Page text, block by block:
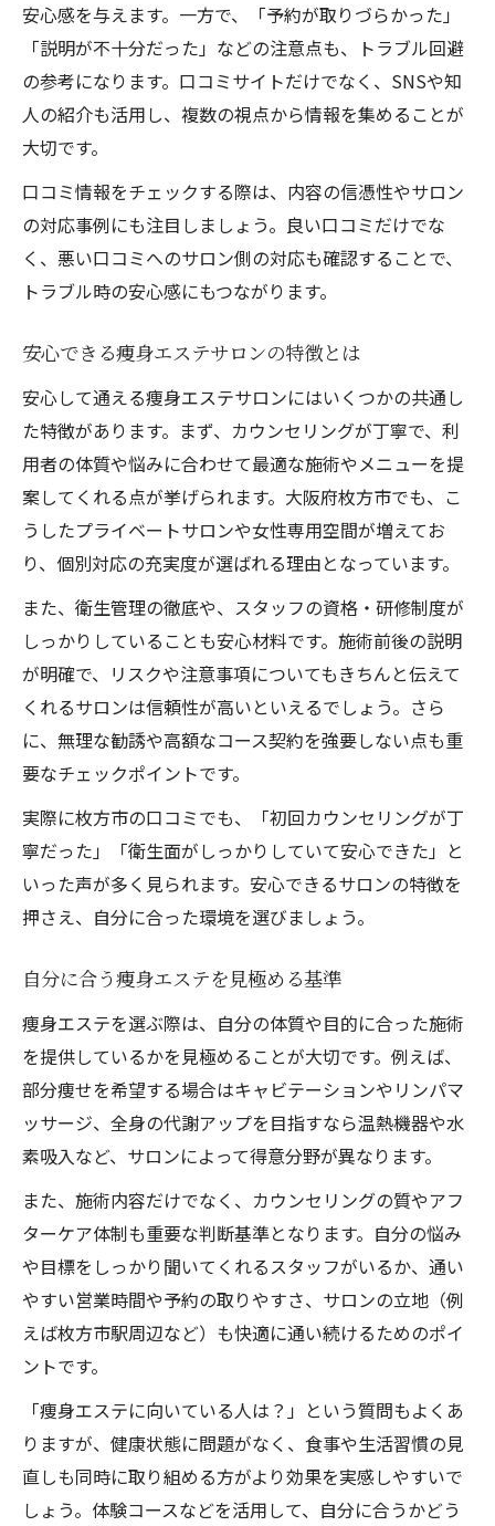
大阪府枚方市で痩身エステを受ける際の心得
枚方市エリアで痩身エステを探すコツ
通いやすい痩身エステサロンの選択基準
地元で安心できる痩身エステの見極め方
痩身エステの施術環境や衛生面の重要性
自分に合った痩身エステを選ぶコツ
体質や目的に合わせた痩身エステの選び方
エステティシャンの技術力と対応力の違い
痩身エステの効果を最大限引き出す方法
口コミや体験談から見える痩身エステの実
態
トラブル回避に役立つ痩身エステの知識
痩身エステでよくあるトラブル事例を解説
契約前に確認したい痩身エステの注意事項
副作用やリスクを最小限に抑えるポイント
痩身エステの初回荒らしを避けるために
万が一のトラブル時に相談できる窓口とは
安心感を与えます。一方で、「予約が取りづらかった」
「説明が不十分だった」などの注意点も、トラブル回避
の参考になります。口コミサイトだけでなく、SNSや知
人の紹介も活用し、複数の視点から情報を集めることが
大切です。
口コミ情報をチェックする際は、内容の信憑性やサロン
の対応事例にも注目しましょう。良い口コミだけでな
く、悪い口コミへのサロン側の対応も確認することで、
トラブル時の安心感にもつながります。
安心できる痩身エステサロンの特徴とは
安心して通える痩身エステサロンにはいくつかの共通し
た特徴があります。まず、カウンセリングが丁寧で、利
用者の体質や悩みに合わせて最適な施術やメニューを提
案してくれる点が挙げられます。大阪府枚方市でも、こ
うしたプライベートサロンや女性専用空間が増えてお
り、個別対応の充実度が選ばれる理由となっています。
また、衛生管理の徹底や、スタッフの資格・研修制度が
しっかりしていることも安心材料です。施術前後の説明
が明確で、リスクや注意事項についてもきちんと伝えて
くれるサロンは信頼性が高いといえるでしょう。さら
に、無理な勧誘や高額なコース契約を強要しない点も重
要なチェックポイントです。
実際に枚方市の口コミでも、「初回カウンセリングが丁
寧だった」「衛生面がしっかりしていて安心できた」と
いった声が多く見られます。安心できるサロンの特徴を
押さえ、自分に合った環境を選びましょう。
自分に合う痩身エステを見極める基準
痩身エステを選ぶ際は、自分の体質や目的に合った施術
を提供しているかを見極めることが大切です。例えば、
部分痩せを希望する場合はキャビテーションやリンパマ
ッサージ、全身の代謝アップを目指すなら温熱機器や水
素吸入など、サロンによって得意分野が異なります。
また、施術内容だけでなく、カウンセリングの質やアフ
ターケア体制も重要な判断基準となります。自分の悩み
や目標をしっかり聞いてくれるスタッフがいるか、通い
やすい営業時間や予約の取りやすさ、サロンの立地（例
えば枚方市駅周辺など）も快適に通い続けるためのポイ
ントです。
「痩身エステに向いている人は？」という質問もよくあ
りますが、健康状態に問題がなく、食事や生活習慣の見
直しも同時に取り組める方がより効果を実感しやすいで
しょう。体験コースなどを活用して、自分に合うかどう